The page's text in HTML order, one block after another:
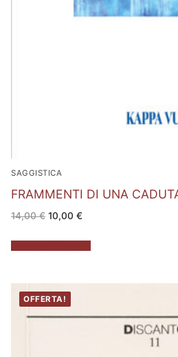
SAGGISTICA
FRAMMENTI DI UNA
14,00€ Il
prezzo
era:
14,00 €.
10,00 €Il
è:
10,00 €.
OFFERTA!